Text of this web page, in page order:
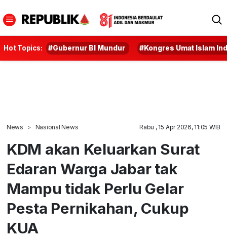
Hot Topics: #Gubernur BI Mundur #Kongres Umat Islam
News Nasional News Rabu , 15 Apr 2026, 11:05 WIB
KDM akan Keluarkan Surat
Edaran Warga Jabar tak
Mampu tidak Perlu Gelar
Pesta Pernikahan, Cukup
KUA